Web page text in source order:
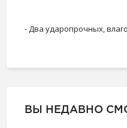
- Два ударопрочных,
ВЫ НЕДАВНО